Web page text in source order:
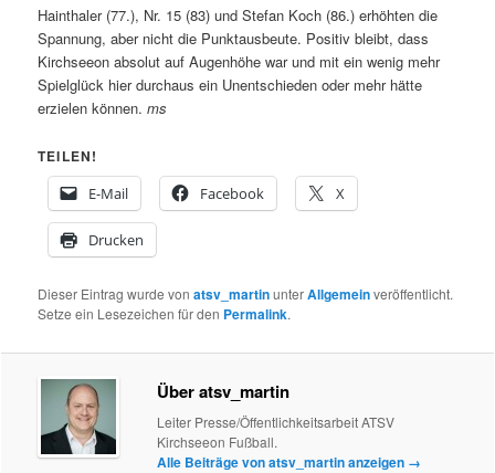
Hainthaler (77.), Nr. 15 (83) und Stefan Koch (86.) erhöhten die
Spannung, aber nicht die Punktausbeute. Positiv bleibt, dass
Kirchseeon absolut auf Augenhöhe war und mit ein wenig mehr
Spielglück hier durchaus ein Unentschieden oder mehr hätte
erzielen können.ms
TEILEN!
E-Mail
Facebook X
Drucken
Dieser Eintrag wurde vonatsv_martinunterAllgemeinveröffentlicht.
Setze ein Lesezeichen für den Permalink.
Über atsv_martin
Leiter Presse/Öffentlichkeitsarbeit ATSV
Kirchseeon Fußball.
Alle Beiträge von atsv_martin anzeigen →